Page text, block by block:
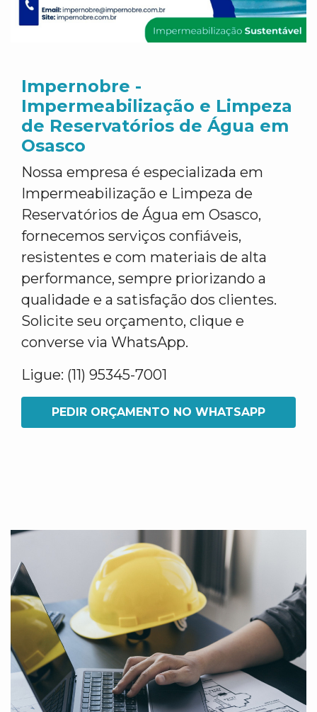
Impernobre -
Impermeabilização e Limpeza
de Reservatórios de Água em
Osasco
Nossa empresa é especializada em
Impermeabilização e Limpeza de
Reservatórios de Água em Osasco,
fornecemos serviços confiáveis,
resistentes e com materiais de alta
performance, sempre priorizando a
qualidade e a satisfação dos clientes.
Solicite seu orçamento, clique e
converse via WhatsApp.
Ligue: (11) 95345-7001
PEDIR ORÇAMENTO NO WHATSAPP